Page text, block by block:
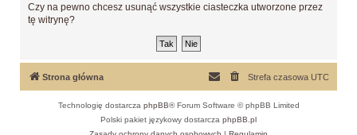
Czy na pewno chcesz usunąć wszystkie ciasteczka utworzone przez
tę witrynę?
Strona główna Strefa czasowa UTC
Technologię dostarcza phpBB® Forum Software © phpBB Limited
Polski pakiet językowy dostarcza phpBB.pl